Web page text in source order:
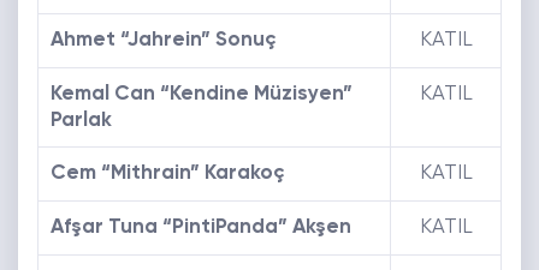
Ahmet “Jahrein” Sonuç KATIL
Kemal Can “Kendine Müzisyen”
Parlak
KATIL
Cem “Mithrain” Karakoç KATIL
Afşar Tuna “PintiPanda” Akşen KATIL